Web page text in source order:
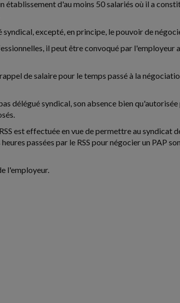
établissement d'au moins 50 salariés où il a
syndical, excepté, en principe, le pouvoir de
il peut être convoqué par
de salaire pour le temps passé à la
délégué syndical, son absence bien
est effectuée en vue de permettre au syndicat
passées par le RSS pour négocier un PAP
l'employeur.